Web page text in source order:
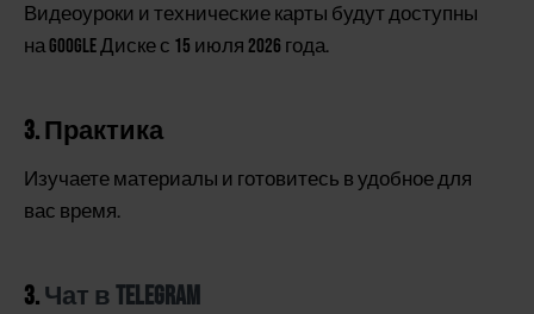
Видеоуроки и технические карты будут доступны
на Google Диске с 15 июля 2026 года.
3. Практика
Изучаете материалы и готовитесь в удобное для
вас время.
3.Чат в Telegram